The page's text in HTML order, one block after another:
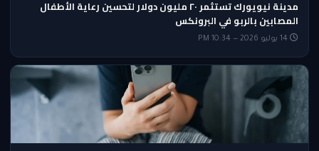
مدينة نيويورك تستثمر ٢٠ مليون دولار لتحسين رعاية الأطفال
المصابين بالربو في البرونكس